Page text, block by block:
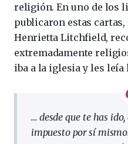
religión. En uno de los
publicaron estas
Henrietta Litchfield,
extremadamente
iba a la iglesia y les
… desde que te has
impuesto por sí